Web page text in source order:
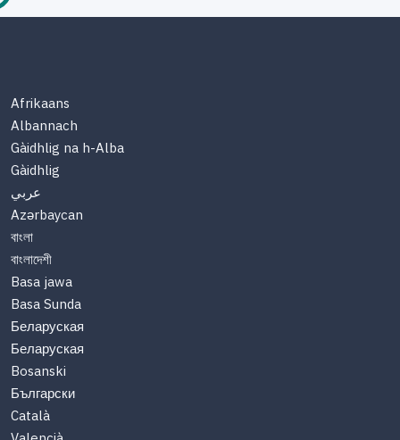
Afrikaans
Albannach
Gàidhlig na h-Alba
Gàidhlig
عربي
Azərbaycan
বাংলা
বাংলাদেশী
Basa jawa
Basa Sunda
Беларуская
Беларуская
Bosanski
Български
Català